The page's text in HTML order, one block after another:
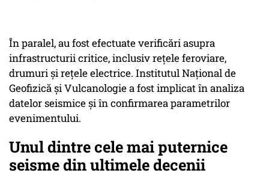
În paralel, au fost efectuate verificări asupra
infrastructurii critice, inclusiv rețele feroviare,
drumuri și rețele electrice. Institutul Național de
Geofizică și Vulcanologie a fost implicat în analiza
datelor seismice și în confirmarea parametrilor
evenimentului.
Unul dintre cele mai puternice
seisme din ultimele decenii